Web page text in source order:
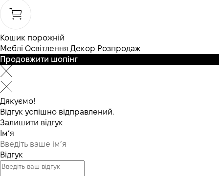
Кошик порожній
Меблі Освітлення Декор Розпродаж
Продовжити шопінг
Дякуємо!
Відгук успішно відправлений.
Залишити відгук
Ім’я
Відгук